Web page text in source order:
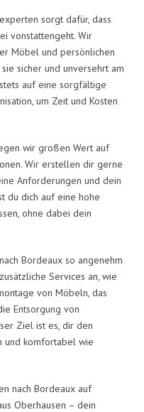
sorgt dafür, dass
vonstattengeht. Wir
Möbel und persönlichen
sicher und unversehrt am
auf eine sorgfältige
um Zeit und Kosten
wir großen Wert auf
Wir erstellen dir gerne
Anforderungen und dein
du dich auf eine hohe
ohne dabei dein
Bordeaux so angenehm
Services an, wie
von Möbeln, das
Entsorgung von
Ziel ist es, dir den
und komfortabel wie
nach Bordeaux auf
Oberhausen – dein